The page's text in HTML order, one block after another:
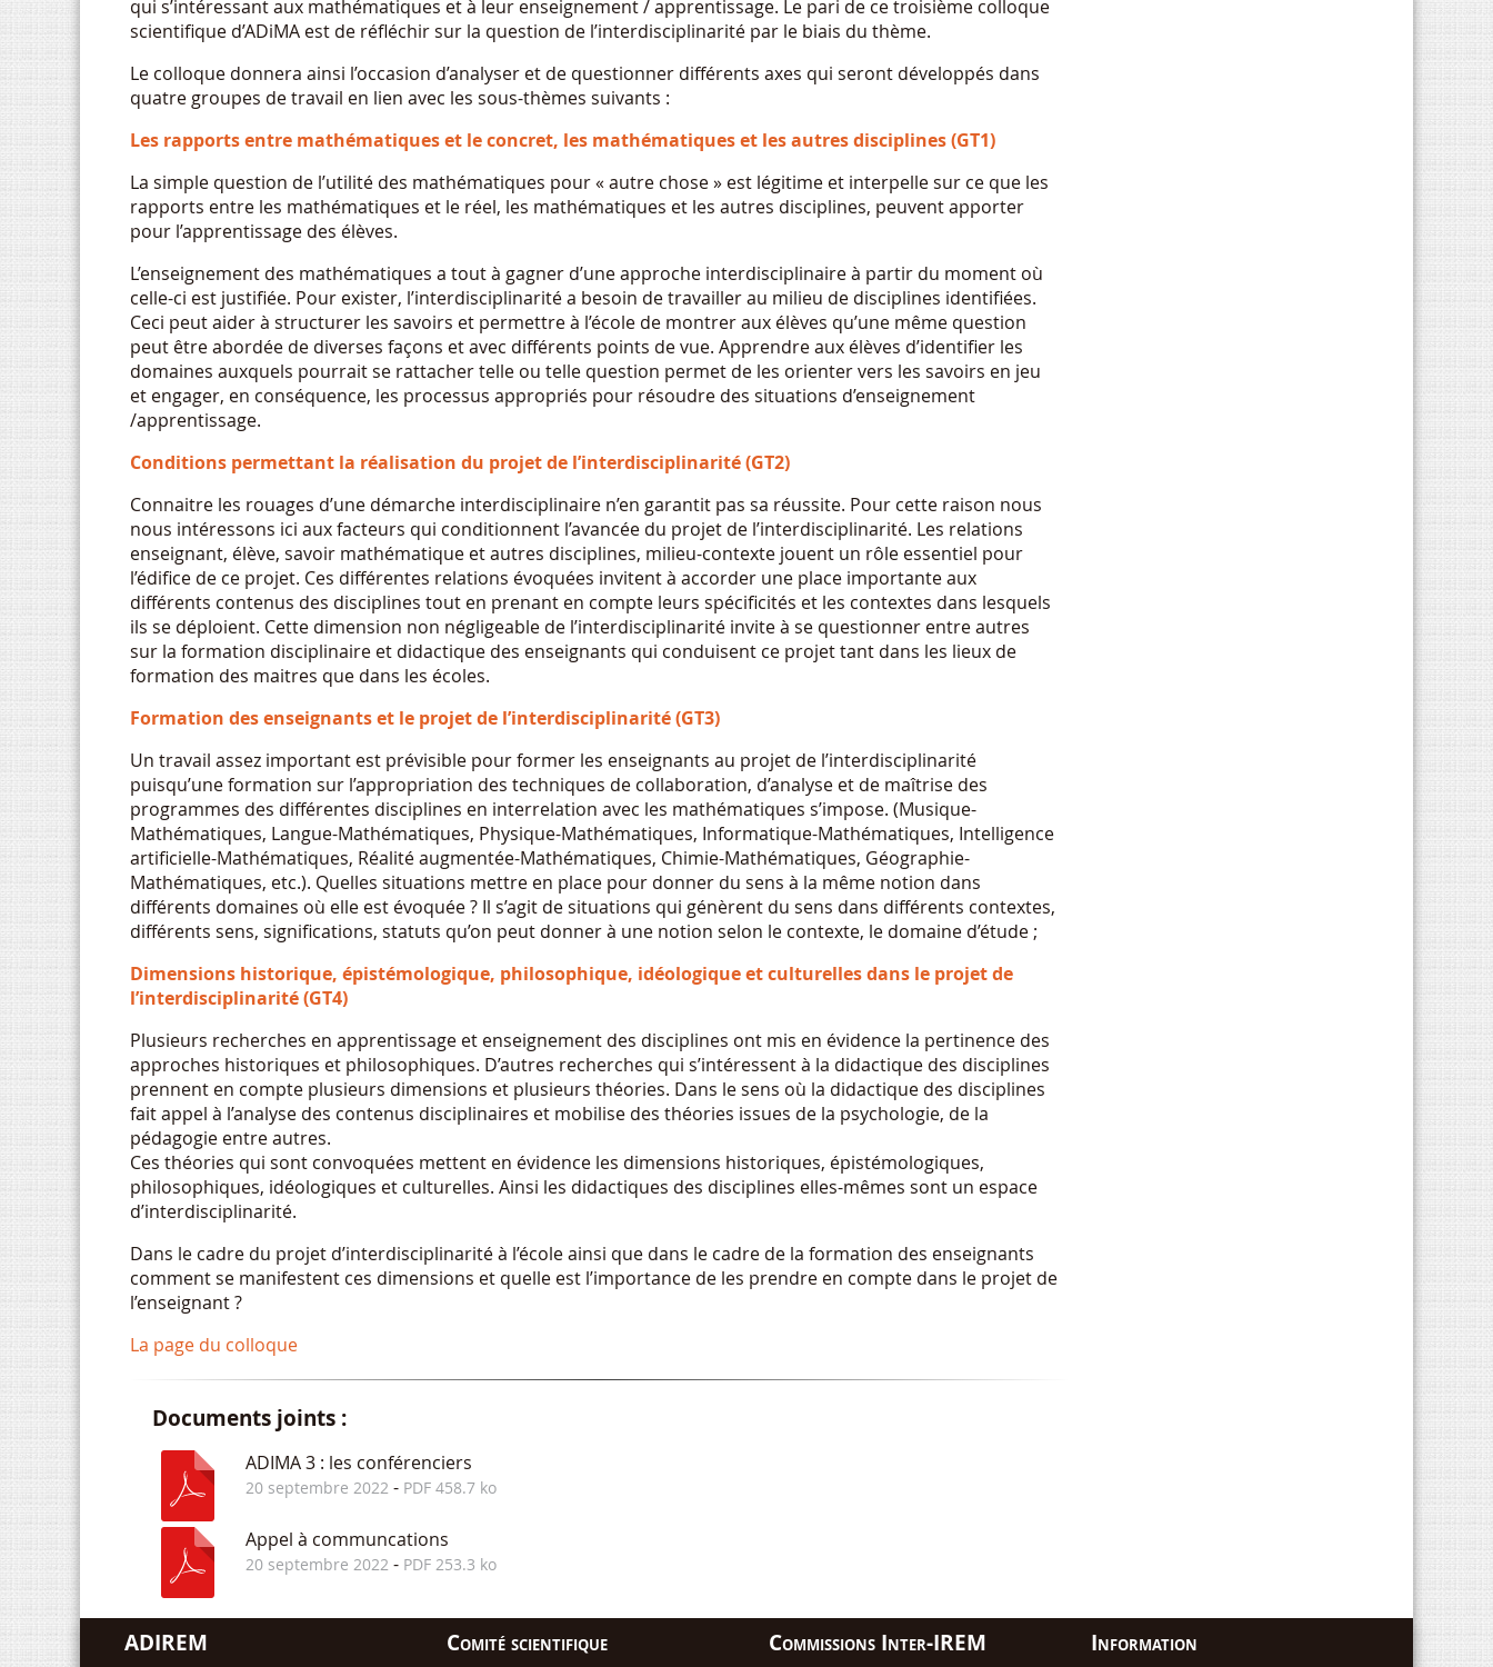
qui s’intéressant aux mathématiques et à leur enseignement / apprentissage. Le pari de ce troisième colloque
scientifique d’ADiMA est de réfléchir sur la question de l’interdisciplinarité par le biais du thème.
Le colloque donnera ainsi l’occasion d’analyser et de questionner différents axes qui seront développés dans
quatre groupes de travail en lien avec les sous-thèmes suivants :
Les rapports entre mathématiques et le concret, les mathématiques et les autres disciplines (GT1)
La simple question de l’utilité des mathématiques pour « autre chose » est légitime et interpelle sur ce que les
rapports entre les mathématiques et le réel, les mathématiques et les autres disciplines, peuvent apporter
pour l’apprentissage des élèves.
L’enseignement des mathématiques a tout à gagner d’une approche interdisciplinaire à partir du moment où
celle-ci est justifiée. Pour exister, l’interdisciplinarité a besoin de travailler au milieu de disciplines identifiées.
Ceci peut aider à structurer les savoirs et permettre à l’école de montrer aux élèves qu’une même question
peut être abordée de diverses façons et avec différents points de vue. Apprendre aux élèves d’identifier les
domaines auxquels pourrait se rattacher telle ou telle question permet de les orienter vers les savoirs en jeu
et engager, en conséquence, les processus appropriés pour résoudre des situations d’enseignement
/apprentissage.
Conditions permettant la réalisation du projet de l’interdisciplinarité (GT2)
Connaitre les rouages d’une démarche interdisciplinaire n’en garantit pas sa réussite. Pour cette raison nous
nous intéressons ici aux facteurs qui conditionnent l’avancée du projet de l’interdisciplinarité. Les relations
enseignant, élève, savoir mathématique et autres disciplines, milieu-contexte jouent un rôle essentiel pour
l’édifice de ce projet. Ces différentes relations évoquées invitent à accorder une place importante aux
différents contenus des disciplines tout en prenant en compte leurs spécificités et les contextes dans lesquels
ils se déploient. Cette dimension non négligeable de l’interdisciplinarité invite à se questionner entre autres
sur la formation disciplinaire et didactique des enseignants qui conduisent ce projet tant dans les lieux de
formation des maitres que dans les écoles.
Formation des enseignants et le projet de l’interdisciplinarité (GT3)
Un travail assez important est prévisible pour former les enseignants au projet de l’interdisciplinarité
puisqu’une formation sur l’appropriation des techniques de collaboration, d’analyse et de maîtrise des
programmes des différentes disciplines en interrelation avec les mathématiques s’impose. (Musique-
Mathématiques, Langue-Mathématiques, Physique-Mathématiques, Informatique-Mathématiques, Intelligence
artificielle-Mathématiques, Réalité augmentée-Mathématiques, Chimie-Mathématiques, Géographie-
Mathématiques, etc.). Quelles situations mettre en place pour donner du sens à la même notion dans
différents domaines où elle est évoquée ? Il s’agit de situations qui génèrent du sens dans différents contextes,
différents sens, significations, statuts qu’on peut donner à une notion selon le contexte, le domaine d’étude ;
Dimensions historique, épistémologique, philosophique, idéologique et culturelles dans le projet de
l’interdisciplinarité (GT4)
Plusieurs recherches en apprentissage et enseignement des disciplines ont mis en évidence la pertinence des
approches historiques et philosophiques. D’autres recherches qui s’intéressent à la didactique des disciplines
prennent en compte plusieurs dimensions et plusieurs théories. Dans le sens où la didactique des disciplines
fait appel à l’analyse des contenus disciplinaires et mobilise des théories issues de la psychologie, de la
pédagogie entre autres.
Ces théories qui sont convoquées mettent en évidence les dimensions historiques, épistémologiques,
philosophiques, idéologiques et culturelles. Ainsi les didactiques des disciplines elles-mêmes sont un espace
d’interdisciplinarité.
Dans le cadre du projet d’interdisciplinarité à l’école ainsi que dans le cadre de la formation des enseignants
comment se manifestent ces dimensions et quelle est l’importance de les prendre en compte dans le projet de
l’enseignant ?
La page du colloque
Documents joints :
ADIMA 3 : les conférenciers
20 septembre 2022 - PDF 458.7 ko
Appel à communcations
20 septembre 2022 - PDF 253.3 ko
ADIREM Comité scientifique Commissions Inter-IREM Information